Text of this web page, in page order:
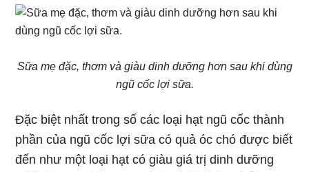
Sữa mẹ đặc, thơm và giàu dinh dưỡng hơn sau khi dùng
ngũ cốc lợi sữa.
Đặc biệt nhất trong số các loại hạt ngũ cốc thành
phần của ngũ cốc lợi sữa có quả óc chó được biết
đến như một loại hạt có giàu giá trị dinh dưỡng